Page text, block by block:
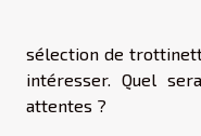
sélection de
intéresser. Quel
attentes ?